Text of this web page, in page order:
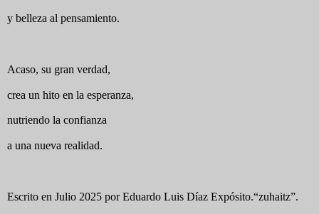
y belleza al pensamiento.
Acaso, su gran verdad,
crea un hito en la esperanza,
nutriendo la confianza
a una nueva realidad.
Escrito en Julio 2025 por Eduardo Luis Díaz Expósito.“zuhaitz”.